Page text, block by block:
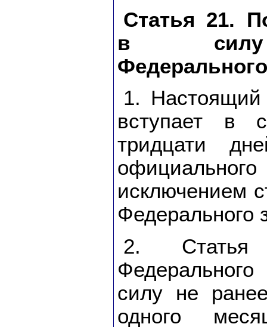
Статья 21.
в силу
1. Настоящий
вступает в
тридцати
исключением
Федерального
2. Статья
силу не
одного